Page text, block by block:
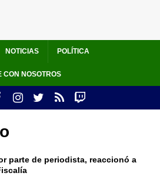
NOTICIAS POLÍTICA
CON NOSOTROS
parte de periodista, reaccionó a